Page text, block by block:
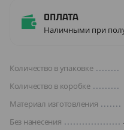
Оплата
Наличными при
Количество в упаковке
Количество в коробке
Материал изготовления
Без нанесения